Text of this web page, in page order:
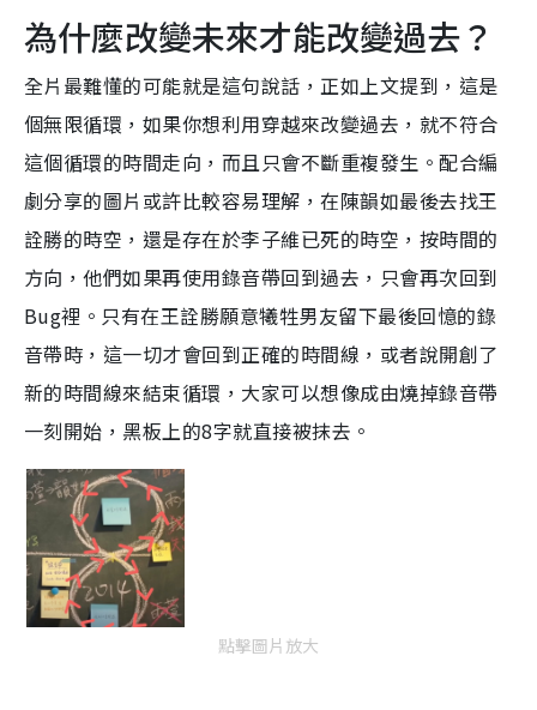
為什麼改變未來才能改變過去？
全片最難懂的可能就是這句說話，正如上文提到，這是
個無限循環，如果你想利用穿越來改變過去，就不符合
這個循環的時間走向，而且只會不斷重複發生。配合編
劇分享的圖片或許比較容易理解，在陳韻如最後去找王
詮勝的時空，還是存在於李子維已死的時空，按時間的
方向，他們如果再使用錄音帶回到過去，只會再次回到
Bug裡。只有在王詮勝願意犧牲男友留下最後回憶的錄
音帶時，這一切才會回到正確的時間線，或者說開創了
新的時間線來結束循環，大家可以想像成由燒掉錄音帶
一刻開始，黑板上的8字就直接被抹去。
點擊圖片放大